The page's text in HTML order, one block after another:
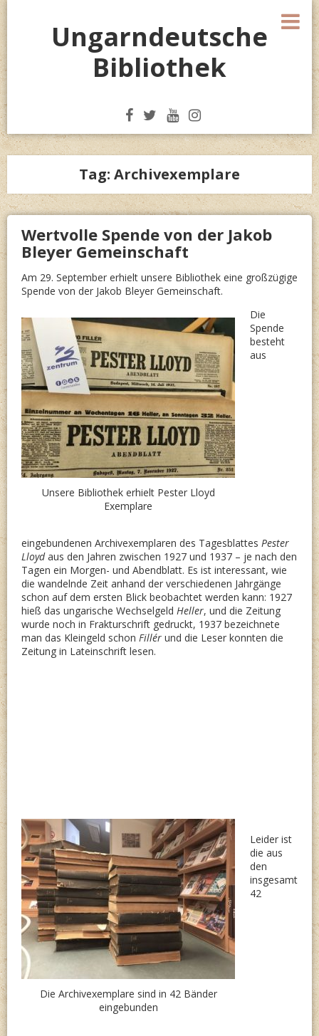
Ungarndeutsche
Bibliothek
Tag: Archivexemplare
Wertvolle Spende von der Jakob
Bleyer Gemeinschaft
Am 29. September erhielt unsere Bibliothek eine großzügige
Spende von der Jakob Bleyer Gemeinschaft.
Unsere Bibliothek erhielt Pester Lloyd
Exemplare
Die
Spende
besteht
aus
eingebundenen Archivexemplaren des Tagesblattes Pester
Lloydaus den Jahren zwischen 1927 und 1937 – je nach den
Tagen ein Morgen- und Abendblatt. Es ist interessant, wie
die wandelnde Zeit anhand der verschiedenen Jahrgänge
schon auf dem ersten Blick beobachtet werden kann: 1927
hieß das ungarische Wechselgeld Heller, und die Zeitung
wurde noch in Frakturschrift gedruckt, 1937 bezeichnete
man das Kleingeld schon Fillér und die Leser konnten die
Zeitung in Lateinschrift lesen.
Die Archivexemplare sind in 42 Bänder
eingebunden
Leider ist
die aus
den
insgesamt
42